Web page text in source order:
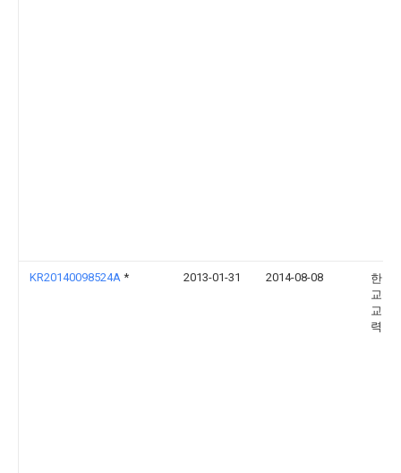
KR20140098524A * 2013-01-31 2014-08-08
한국
교육
교 산
력단